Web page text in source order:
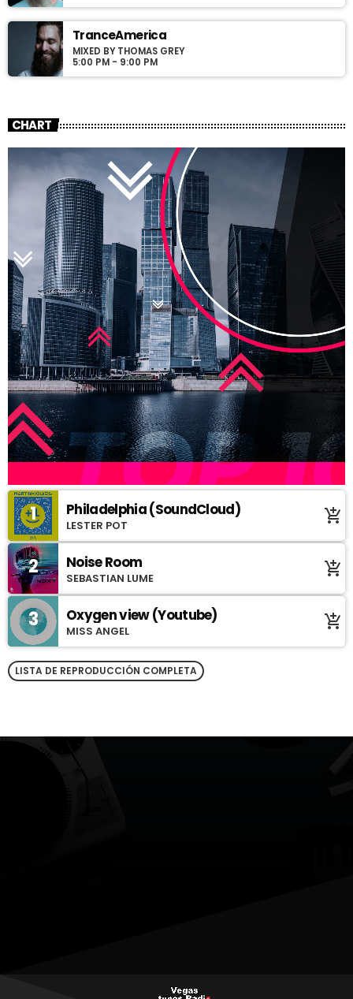
TranceAmerica
MIXED BY THOMAS GREY
5:00 PM - 9:00 PM
CHART
1 Philadelphia (SoundCloud)
LESTER POT add_shopping_cart
2 Noise Room
SEBASTIAN LUME add_shopping_cart
3 Oxygen view (Youtube)
MISS ANGEL add_shopping_cart
LISTA DE REPRODUCCIÓN COMPLETA